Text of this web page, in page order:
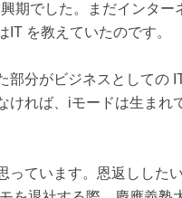
期でした。まだインター
を教えていたのです。
分がビジネスとしての
れば、iモードは生まれ
ています。恩返しした